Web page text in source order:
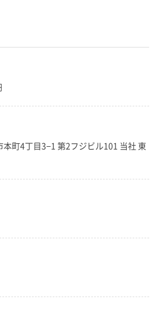
町4丁目3−1 第2フジビル101 当社 東